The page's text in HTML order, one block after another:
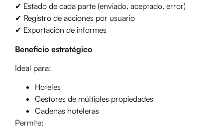
✔ Estado de cada parte (enviado, aceptado, error)
✔ Registro de acciones por usuario
✔ Exportación de informes
Beneficio estratégico
Ideal para:
Hoteles
Gestores de múltiples propiedades
Cadenas hoteleras
Permite: